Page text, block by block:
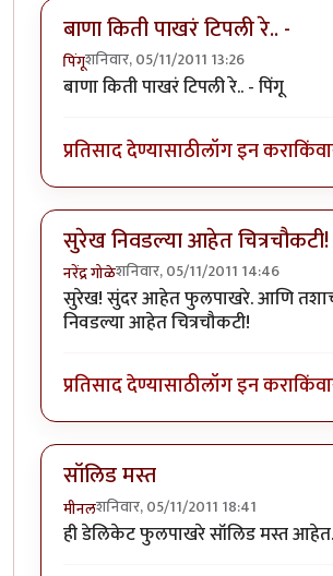
बाणा किती पाखरं टिपली रे.. -
पिंगूशनिवार, 05/11/2011 13:26
बाणा किती पाखरं टिपली रे.. - पिंगू
प्रतिसाद देण्यासाठीलॉग इन कराकिंवा
सुरेख निवडल्या आहेत चित्रचौकटी!
नरेंद्र गोळेशनिवार, 05/11/2011 14:46
सुरेख! सुंदर आहेत फुलपाखरे. आणि
निवडल्या आहेत चित्रचौकटी!
प्रतिसाद देण्यासाठीलॉग इन कराकिंवा
सॉलिड मस्त
मीनलशनिवार, 05/11/2011 18:41
ही डेलिकेट फुलपाखरे सॉलिड मस्त आहेत.